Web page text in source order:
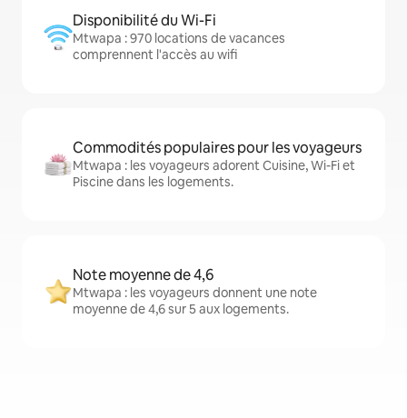
Disponibilité du Wi-Fi
Mtwapa : 970 locations de vacances
comprennent l'accès au wifi
Commodités populaires pour les voyageurs
Mtwapa : les voyageurs adorent Cuisine, Wi-Fi et
Piscine dans les logements.
Note moyenne de 4,6
Mtwapa : les voyageurs donnent une note
moyenne de 4,6 sur 5 aux logements.